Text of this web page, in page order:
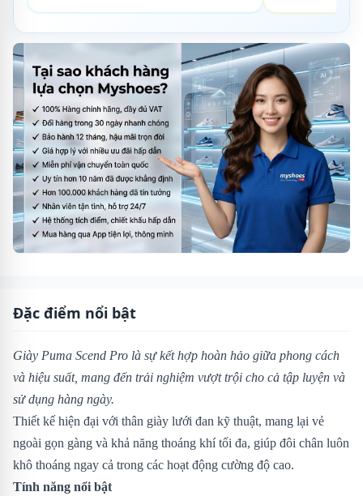
Đặc điểm nổi bật
Giày Puma Scend Pro là sự kết hợp hoàn hảo giữa phong cách
và hiệu suất, mang đến trải nghiệm vượt trội cho cả tập luyện và
sử dụng hàng ngày.
Thiết kế hiện đại với thân giày lưới đan kỹ thuật, mang lại vẻ
ngoài gọn gàng và khả năng thoáng khí tối đa, giúp đôi chân luôn
khô thoáng ngay cả trong các hoạt động cường độ cao.
Tính năng nổi bật